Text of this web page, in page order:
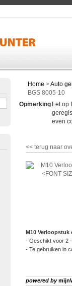
Home >Auto
BGS 8005-10
Opmerking Let op
even
<< terug naar
M10 Verloopstuk
- Geschikt voor 2
- Te gebruiken in
powered by